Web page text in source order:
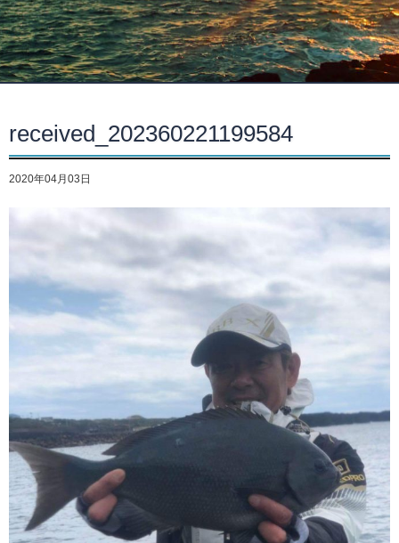
received_202360221199584
2020年04月03日